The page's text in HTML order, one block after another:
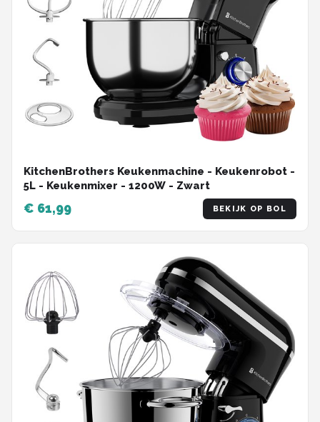
KitchenBrothers Keukenmachine - Keukenrobot -
5L - Keukenmixer - 1200W - Zwart
€ 61,99 BEKIJK OP BOL